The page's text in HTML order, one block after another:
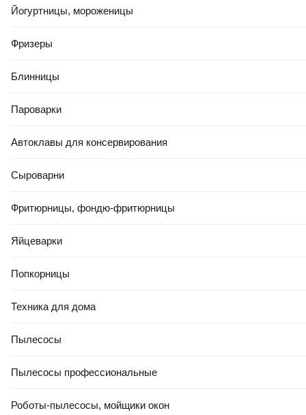
Йогуртницы, мороженицы
Фризеры
Блинницы
Пароварки
Автоклавы для консервирования
Сыроварни
Фритюрницы, фондю-фритюрницы
Яйцеварки
Попкорницы
Техника для дома
Пылесосы
Пылесосы профессиональные
Роботы-пылесосы, мойщики окон